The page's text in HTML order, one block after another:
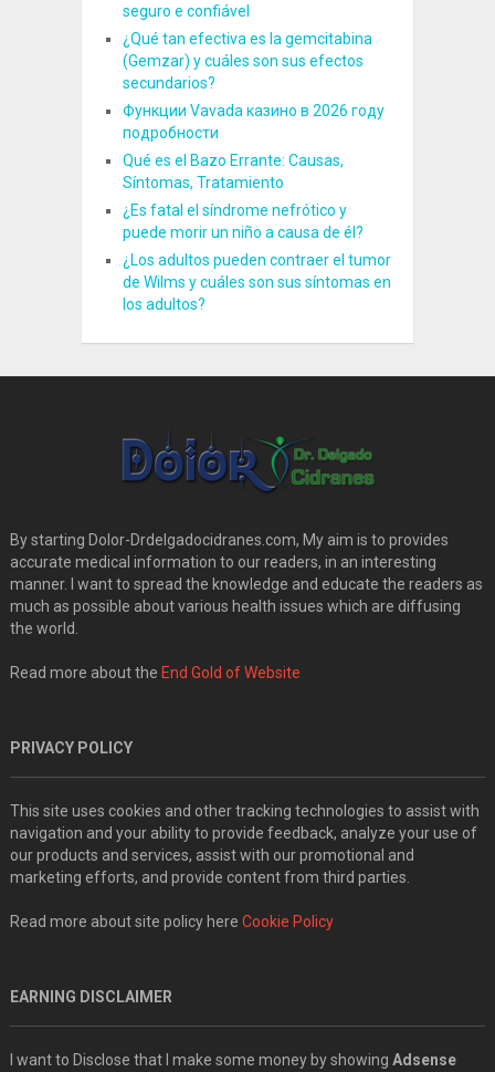
seguro e confiável
¿Qué tan efectiva es la gemcitabina
(Gemzar) y cuáles son sus efectos
secundarios?
Функции Vavada казино в 2026 году
подробности
Qué es el Bazo Errante: Causas,
Síntomas, Tratamiento
¿Es fatal el síndrome nefrótico y
puede morir un niño a causa de él?
¿Los adultos pueden contraer el tumor
de Wilms y cuáles son sus síntomas en
los adultos?
By starting Dolor-Drdelgadocidranes.com, My aim is to provides
accurate medical information to our readers, in an interesting
manner. I want to spread the knowledge and educate the readers as
much as possible about various health issues which are diffusing
the world.
Read more about the End Gold of Website
PRIVACY POLICY
This site uses cookies and other tracking technologies to assist with
navigation and your ability to provide feedback, analyze your use of
our products and services, assist with our promotional and
marketing efforts, and provide content from third parties.
Read more about site policy here Cookie Policy
EARNING DISCLAIMER
I want to Disclose that I make some money by showing Adsense